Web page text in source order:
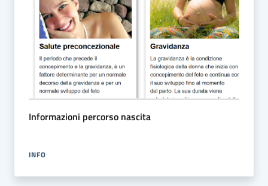
Informazioni percorso nascita
INFO